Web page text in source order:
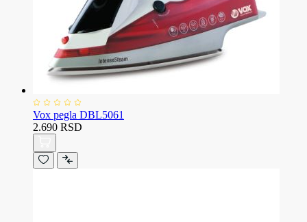
Vox pegla DBL5061
2.690 RSD